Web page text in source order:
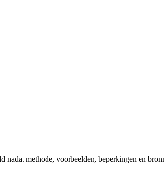
methode, voorbeelden, beperkingen en